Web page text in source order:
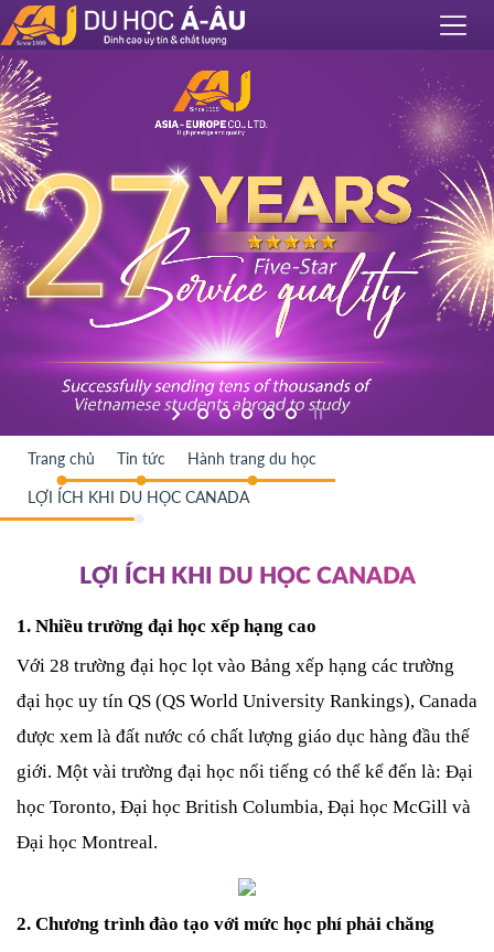
Trang chủ Tin tức Hành trang du học
LỢI ÍCH KHI DU HỌC CANADA
LỢI ÍCH KHI DU HỌC CANADA
1. Nhiều trường đại học xếp hạng cao
Với 28 trường đại học lọt vào Bảng xếp hạng các trường
đại học uy tín QS (QS World University Rankings), Canada
được xem là đất nước có chất lượng giáo dục hàng đầu thế
giới. Một vài trường đại học nổi tiếng có thể kể đến là: Đại
học Toronto, Đại học British Columbia, Đại học McGill và
Đại học Montreal.
2. Chương trình đào tạo với mức học phí phải chăng